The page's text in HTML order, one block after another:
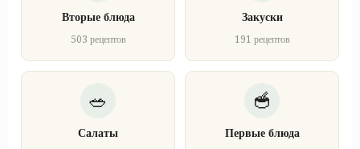
Вторые блюда
503 рецептов
Закуски
191 рецептов
Салаты Первые блюда